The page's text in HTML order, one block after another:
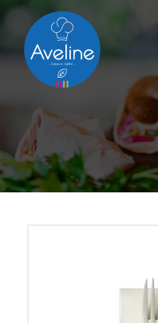
Panneau de gestion des cookies